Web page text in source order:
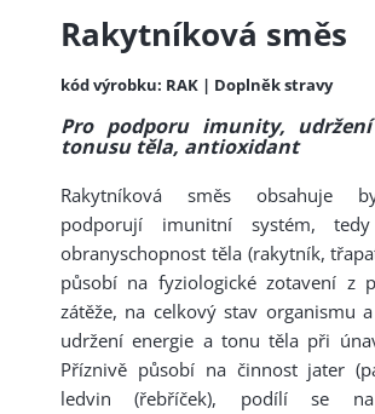
Rakytníková směs
kód výrobku: RAK | Doplněk stravy
Pro podporu imunity,
tonusu těla, antioxidant
Rakytníková směs obsahuje
podporují imunitní systém, tedy
obranyschopnost těla (rakytník,
působí na fyziologické zotavení z
zátěže, na celkový stav organismu
udržení energie a tonu těla při
Příznivě působí na činnost jater
ledvin (řebříček), podílí se na